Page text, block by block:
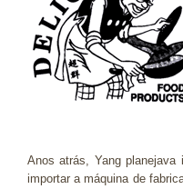
Anos atrás, Yang planejava
importar a máquina de